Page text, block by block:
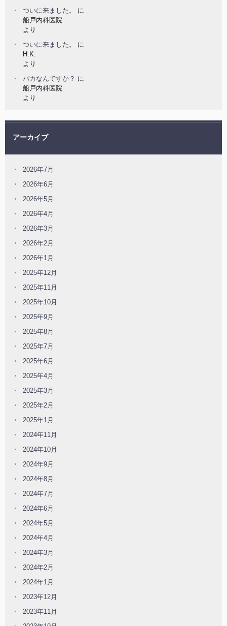
ついに来ました。
に
船戸内科医院
より
ついに来ました。
に
H.K.
より
バカなんですか？ に
船戸内科医院
より
アーカイブ
2026年7月
2026年6月
2026年5月
2026年4月
2026年3月
2026年2月
2026年1月
2025年12月
2025年11月
2025年10月
2025年9月
2025年8月
2025年7月
2025年6月
2025年4月
2025年3月
2025年2月
2025年1月
2024年11月
2024年10月
2024年9月
2024年8月
2024年7月
2024年6月
2024年5月
2024年4月
2024年3月
2024年2月
2024年1月
2023年12月
2023年11月